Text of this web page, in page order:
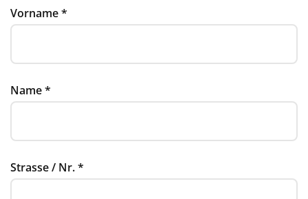
Vorname*
Name*
Strasse / Nr.*